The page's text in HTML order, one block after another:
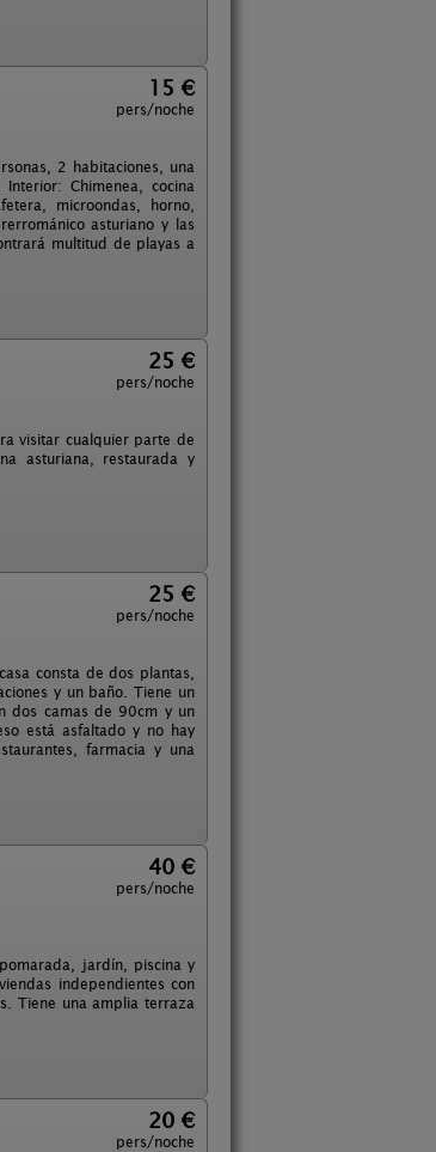
15 €
pers/noche
2 habitaciones, una
Chimenea, cocina
microondas, horno,
asturiano y las
multitud de playas a
25 €
pers/noche
visitar cualquier parte de
asturiana, restaurada y
25 €
pers/noche
consta de dos plantas,
y un baño. Tiene un
dos camas de 90cm y un
está asfaltado y no hay
farmacia y una
40 €
pers/noche
jardín, piscina y
independientes con
Tiene una amplia terraza
20 €
pers/noche